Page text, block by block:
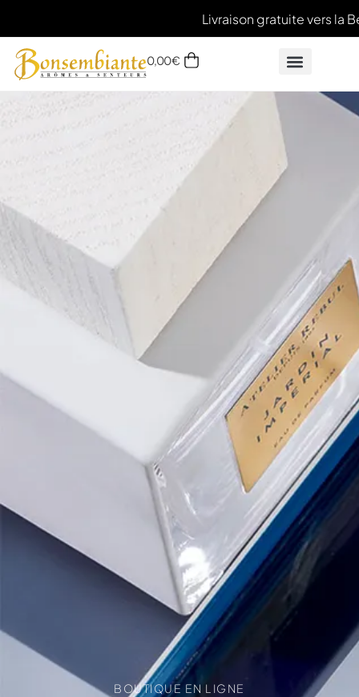
Livraison gratuite vers la
0,00€
BOUTIQUE EN LIGNE